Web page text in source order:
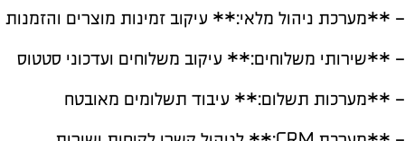
– **מערכת ניהול מלאי:** עיקוב זמינות מוצרים והזמנות
– **שירותי משלוחים:** עיקוב משלוחים ועדכוני סטטוס
– **מערכות תשלום:** עיבוד תשלומים מאובטח